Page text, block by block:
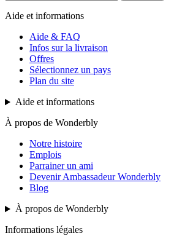
Aide et informations
Aide & FAQ
Infos sur la livraison
Offres
Sélectionnez un pays
Plan du site
Aide et informations
À propos de Wonderbly
Notre histoire
Emplois
Parrainer un ami
Devenir Ambassadeur Wonderbly
Blog
À propos de Wonderbly
Informations légales